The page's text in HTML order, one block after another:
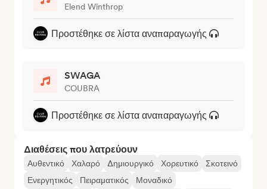
Elend Winthrop
Προστέθηκε σε λίστα αναπαραγωγής
SWAGA
COUBRA
Προστέθηκε σε λίστα αναπαραγωγής
Διαθέσεις που λατρεύουν
Αυθεντικό Χαλαρό Δημιουργικό Χορευτικό
Σκοτεινό
Ενεργητικός
Πειραματικός Μοναδικό